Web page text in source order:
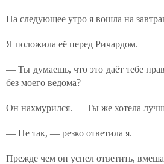
На следующее утро я вошла на
Я положила её перед Ричардом.
— Ты думаешь, что это даёт тебе
без моего ведома?
Он нахмурился. — Ты же хотела
— Не так, — резко ответила я.
Прежде чем он успел ответить,